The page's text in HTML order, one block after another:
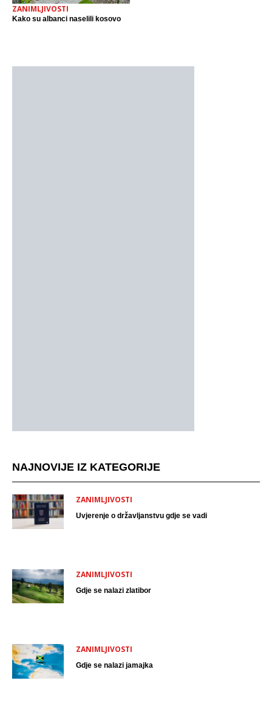
ZANIMLJIVOSTI
Kako su albanci naselili kosovo
NAJNOVIJE IZ KATEGORIJE
ZANIMLJIVOSTI
Uvjerenje o državljanstvu gdje se vadi
ZANIMLJIVOSTI
Gdje se nalazi zlatibor
ZANIMLJIVOSTI
Gdje se nalazi jamajka